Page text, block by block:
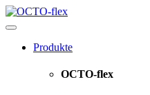
Produkte
OCTO-flex